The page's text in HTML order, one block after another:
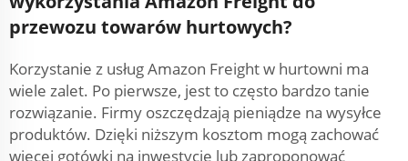
przewozu towarów hurtowych?
Korzystanie z usług Amazon Freight w hurtowni ma
wiele zalet. Po pierwsze, jest to często bardzo tanie
rozwiązanie. Firmy oszczędzają pieniądze na wysyłce
produktów. Dzięki niższym kosztom mogą zachować
więcej gotówki na inwestycje lub zaproponować